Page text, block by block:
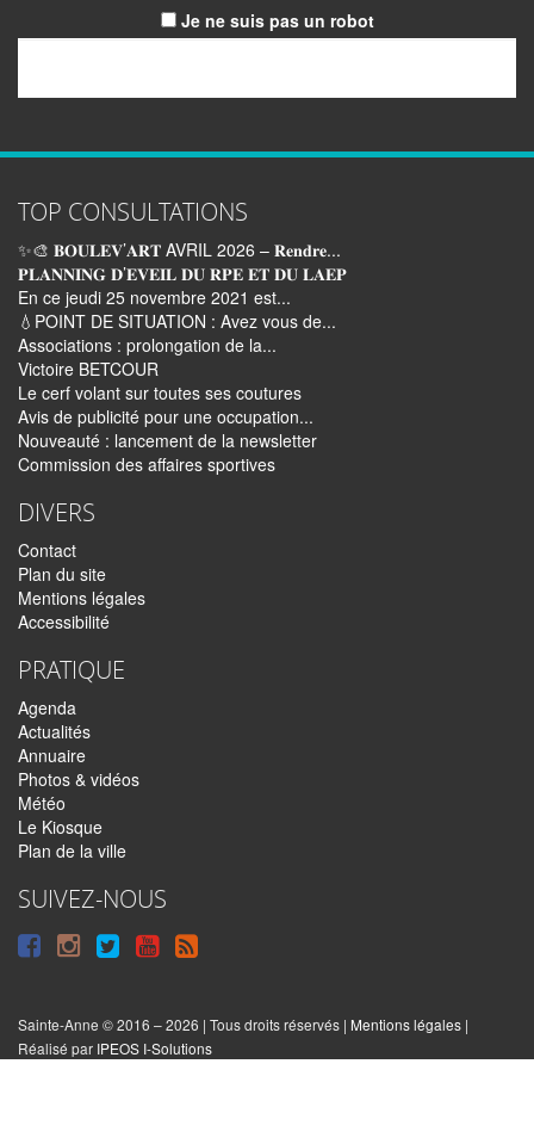
Je ne suis pas un robot
TOP CONSULTATIONS
✨🎨 𝐁𝐎𝐔𝐋𝐄𝐕’𝐀𝐑𝐓 AVRIL 2026 – 𝐑𝐞𝐧𝐝𝐫𝐞...
𝐏𝐋𝐀𝐍𝐍𝐈𝐍𝐆 𝐃’𝐄𝐕𝐄𝐈𝐋 𝐃𝐔 𝐑𝐏𝐄 𝐄𝐓 𝐃𝐔 𝐋𝐀𝐄𝐏
En ce jeudi 25 novembre 2021 est...
💧POINT DE SITUATION : Avez vous de...
Associations : prolongation de la...
Victoire BETCOUR
Le cerf volant sur toutes ses coutures
Avis de publicité pour une occupation...
Nouveauté : lancement de la newsletter
Commission des affaires sportives
DIVERS
Contact
Plan du site
Mentions légales
Accessibilité
PRATIQUE
Agenda
Actualités
Annuaire
Photos & vidéos
Météo
Le Kiosque
Plan de la ville
SUIVEZ-NOUS
Suivre
Facebook
Suivre
Instagram
Suivre
Twitter
Syndiquer
le
site
Sainte-Anne © 2016 – 2026 | Tous droits réservés | Mentions légales |
Réalisé par IPEOS I-Solutions
Réinitialiser